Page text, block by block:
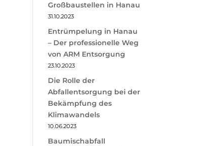
Großbaustellen in Hanau
31.10.2023
Entrümpelung in Hanau
– Der professionelle Weg
von ARM Entsorgung
23.10.2023
Die Rolle der
Abfallentsorgung bei der
Bekämpfung des
Klimawandels
10.06.2023
Baumischabfall